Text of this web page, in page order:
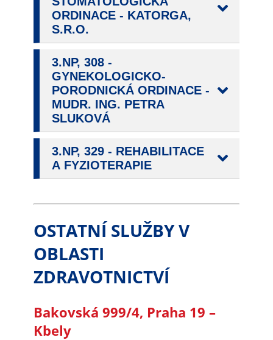
ORDINACE - KATORGA,
S.R.O.
3.NP, 308 -
GYNEKOLOGICKO-
PORODNICKÁ ORDINACE -
MUDR. ING. PETRA
SLUKOVÁ
3.NP, 329 - REHABILITACE
A FYZIOTERAPIE
OSTATNÍ SLUŽBY V
OBLASTI
ZDRAVOTNICTVÍ
Bakovská 999/4, Praha 19 –
Kbely
soubory cookie a
další technologie,
potřebám a
zájmům našich
návštěvníků.
Reklamní
abychom Vám
nebo reklamy jak
na našich
stránkách třetích